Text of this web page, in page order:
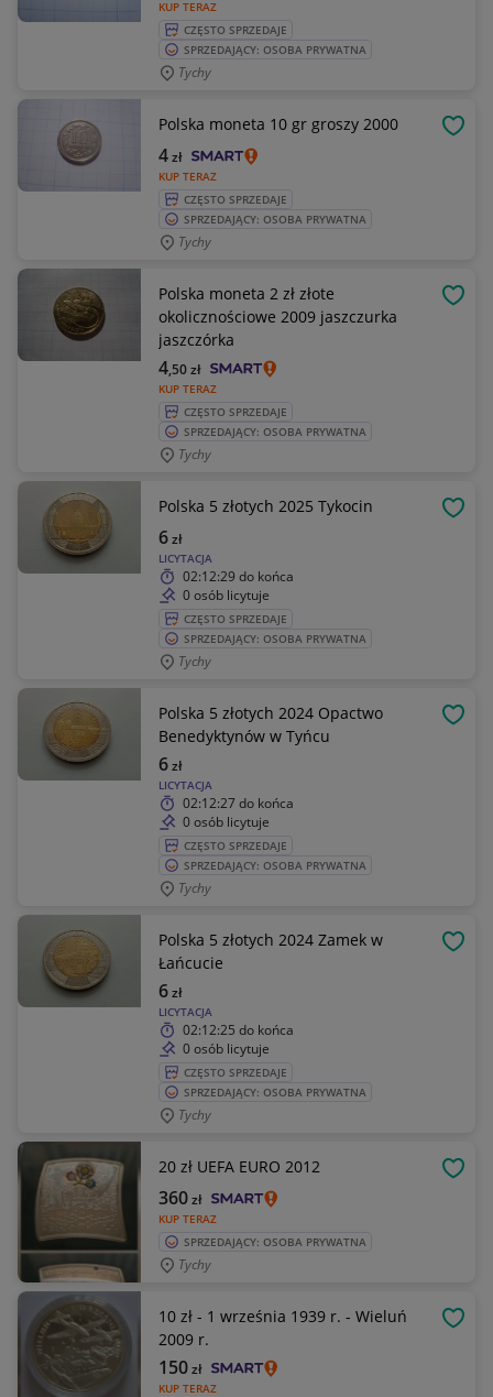
KUP TERAZ
CZĘSTO SPRZEDAJE
SPRZEDAJĄCY: OSOBA PRYWATNA
Tychy
Polska moneta 10 gr groszy 2000
KUP TERAZ
4zł
CZĘSTO SPRZEDAJE
SPRZEDAJĄCY: OSOBA PRYWATNA
Tychy
Polska moneta 2 zł złote
okolicznościowe 2009 jaszczurka
jaszczórka
KUP TERAZ
4,50zł
CZĘSTO SPRZEDAJE
SPRZEDAJĄCY: OSOBA PRYWATNA
Tychy
Polska 5 złotych 2025 Tykocin
LICYTACJA
6zł
02:12:29 do końca
0 osób licytuje
CZĘSTO SPRZEDAJE
SPRZEDAJĄCY: OSOBA PRYWATNA
Tychy
Polska 5 złotych 2024 Opactwo
Benedyktynów w Tyńcu
LICYTACJA
6zł
02:12:27do końca
0 osób licytuje
CZĘSTO SPRZEDAJE
SPRZEDAJĄCY: OSOBA PRYWATNA
Tychy
Polska 5 złotych 2024 Zamek w
Łańcucie
LICYTACJA
6zł
02:12:25 do końca
0 osób licytuje
CZĘSTO SPRZEDAJE
SPRZEDAJĄCY: OSOBA PRYWATNA
Tychy
20 zł UEFA EURO 2012
KUP TERAZ
360zł
SPRZEDAJĄCY: OSOBA PRYWATNA
Tychy
10 zł - 1 września 1939 r. - Wieluń
2009 r.
KUP TERAZ
150zł